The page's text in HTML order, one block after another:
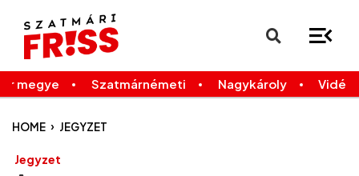
Legfrissebb
megye Szatmárnémeti Nagykároly Vidék
HOME › JEGYZET
Jegyzet